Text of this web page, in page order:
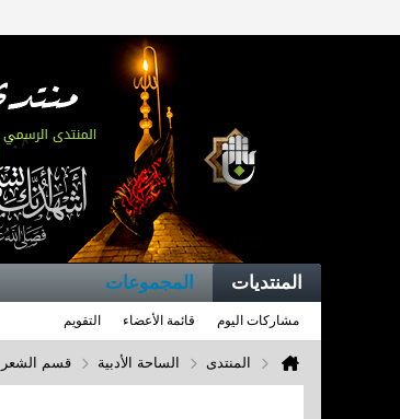
المنتديات المجموعات
مشاركات اليوم قائمة الأعضاء التقويم
المنتدى الساحة الأدبية قسم الشعر